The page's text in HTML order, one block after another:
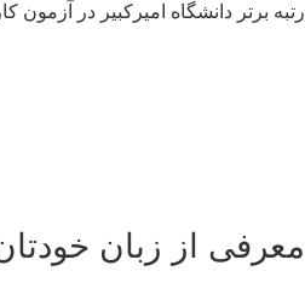
برتر دانشگاه امیرکبیر در آزمون
از زبان خودتان